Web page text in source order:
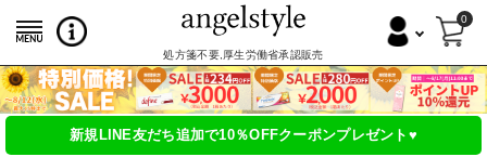
処方箋不要,厚生労働省承認販売
0
新規LINE友だち追加で10％OFFクーポンプレゼント♥